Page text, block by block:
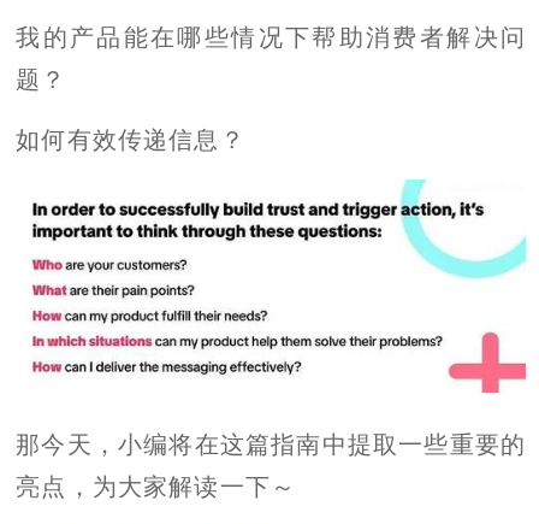
我的产品能在哪些情况下帮助消费者解决问
题？
如何有效传递信息？
那今天，小编将在这篇指南中提取一些重要的
亮点，为大家解读一下～